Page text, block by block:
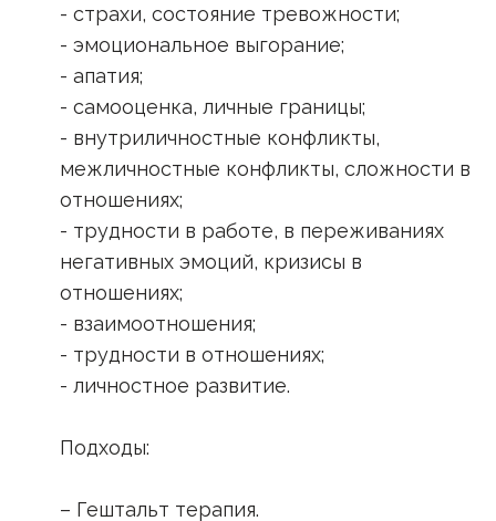
- страхи, состояние тревожности;
- эмоциональное выгорание;
- апатия;
- самооценка, личные границы;
- внутриличностные конфликты,
межличностные конфликты, сложности в
отношениях;
- трудности в работе, в переживаниях
негативных эмоций, кризисы в
отношениях;
- взаимоотношения;
- трудности в отношениях;
- личностное развитие.
Подходы:
– Гештальт терапия.